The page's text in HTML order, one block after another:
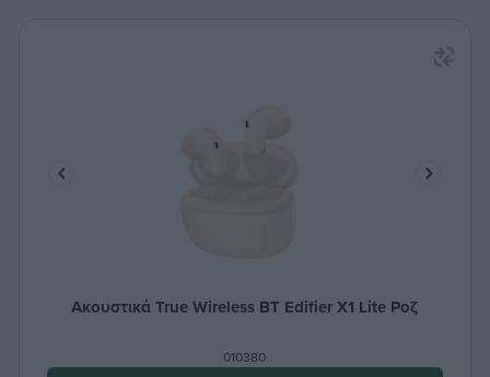
Ακουστικά True Wireless ΒΤ Edifier X1 Lite Ροζ
010380